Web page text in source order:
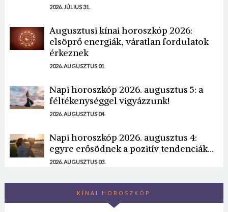
2026. JÚLIUS 31.
Augusztusi kínai horoszkóp 2026:
elsöprő energiák, váratlan fordulatok
érkeznek
2026. AUGUSZTUS 01.
Napi horoszkóp 2026. augusztus 5: a
féltékenységgel vigyázzunk!
2026. AUGUSZTUS 04.
Napi horoszkóp 2026. augusztus 4:
egyre erősödnek a pozitív tendenciák...
2026. AUGUSZTUS 03.
KÍNAI HOROSZKÓP